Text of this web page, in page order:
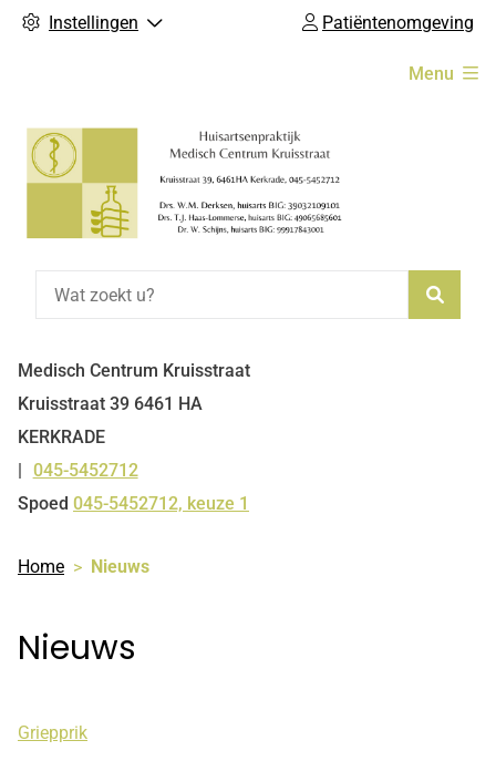
Instellingen Patiëntenomgeving
Menu
Medisch Centrum Kruisstraat
Kruisstraat 39 6461 HA
KERKRADE
Tel:
045-5452712
Spoed 045-5452712, keuze 1
Home Nieuws
Nieuws
Griepprik